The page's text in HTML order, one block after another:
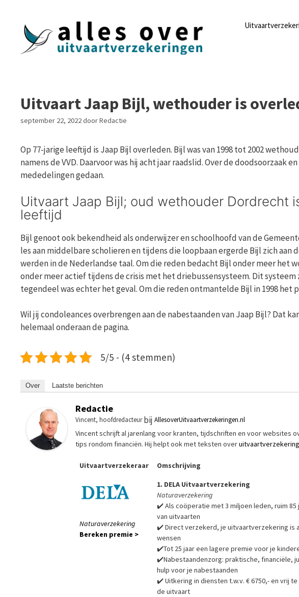
Uitvaart Jaap Bijl, wethouder is
september 22, 2022doorRedactie
Op 77-jarige leeftijd is Jaap Bijl overleden. Bijl was van 1998 tot 2002
namens de VVD. Daarvoor was hij acht jaar raadslid. Over de doodsoorzaak
mededelingen gedaan.
Uitvaart Jaap Bijl; oud wethouder Dordrecht
leeftijd
Bijl genoot ook bekendheid als onderwijzer en schoolhoofd van de
les aan middelbare scholieren en tijdens die loopbaan ergerde Bijl zich aan
werden in de Nederlandse taal. Om die reden bedacht Bijl onder meer het
onder meer actief tijdens de crisis met het driebussensysteem. Dit
tegendeel was echter het geval. Om die reden ontmantelde Bijl in 1998 het
Wil jij condoleances overbrengen aan de nabestaanden van Jaap Bijl? Dat
helemaal onderaan de pagina.
5/5 - (4 stemmen)
Over Laatste berichten
Redactie
Vincent, hoofdredacteurbij AllesoverUitvaartverzekeringen.nl
Vincent schrijft al jarenlang voor kranten, tijdschriften en voor websites
tips rondom financiën. Hij helpt ook met teksten over
Uitvaartverzekeraar Omschrijving
Naturaverzekering
Bereken premie >
1. DELA Uitvaartverzekering
Naturaverzekering
✔️ Als coöperatie met 3 miljoen leden, ruim
van uitvaarten
✔️ Direct verzekerd, je uitvaartverzekering is
wensen
✔️Tot 25 jaar een lagere premie voor je
✔️Nabestaandenzorg: praktische, financiële,
hulp voor je nabestaanden
✔️ Uitkering in diensten t.w.v. € 6750,- en vrij
de uitvaart